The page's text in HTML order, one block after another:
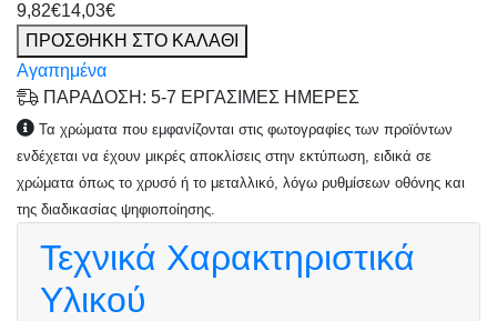
9,82€14,03€
ΠΡΟΣΘΗΚΗ ΣΤΟ ΚΑΛΑΘΙ
Αγαπημένα
ΠΑΡΑΔΟΣΗ: 5-7 ΕΡΓΑΣΙΜΕΣ ΗΜΕΡΕΣ
Τα χρώματα που εμφανίζονται στις φωτογραφίες των προϊόντων
ενδέχεται να έχουν μικρές αποκλίσεις στην εκτύπωση, ειδικά σε
χρώματα όπως το χρυσό ή το μεταλλικό, λόγω ρυθμίσεων οθόνης και
της διαδικασίας ψηφιοποίησης.
Τεχνικά Χαρακτηριστικά
Υλικού